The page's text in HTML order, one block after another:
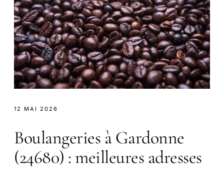
12 MAI 2026
Boulangeries à Gardonne
(24680) : meilleures adresses